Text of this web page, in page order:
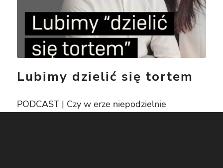
Lubimy dzielić się tortem
PODCAST | Czy w erze niepodzielnie